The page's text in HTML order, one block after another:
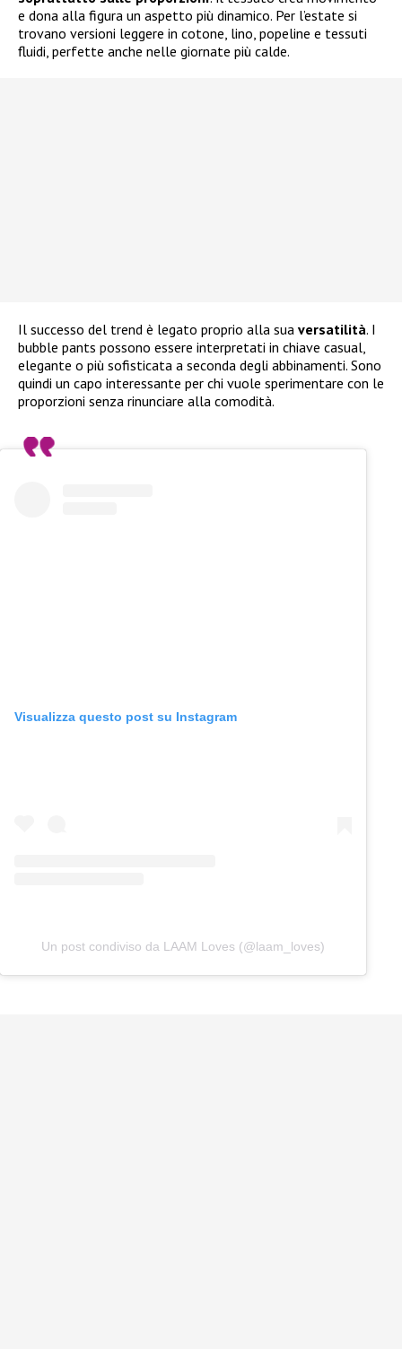
e dona alla figura un aspetto più dinamico. Per l’estate si
trovano versioni leggere in cotone, lino, popeline e tessuti
fluidi, perfette anche nelle giornate più calde.
Il successo del trend è legato proprio alla sua versatilità. I
bubble pants possono essere interpretati in chiave casual,
elegante o più sofisticata a seconda degli abbinamenti. Sono
quindi un capo interessante per chi vuole sperimentare con le
proporzioni senza rinunciare alla comodità.
Visualizza questo post su Instagram
Un post condiviso da LAAM Loves (@laam_loves)